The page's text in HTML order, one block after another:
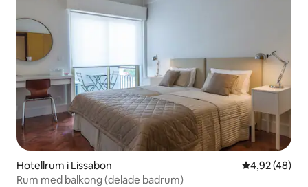
Hotellrum i Lissabon 4,92 av 5 i
4,92 (48)
Rum med balkong (delade badrum)